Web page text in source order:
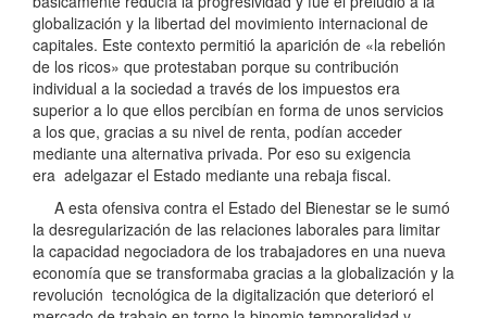
globalización y la libertad del movimiento internacional de
capitales. Este contexto permitió la aparición de «la rebelión
de los ricos» que protestaban porque su contribución
individual a la sociedad a través de los impuestos era
superior a lo que ellos percibían en forma de unos servicios
a los que, gracias a su nivel de renta, podían acceder
mediante una alternativa privada. Por eso su exigencia
era adelgazar el Estado mediante una rebaja fiscal.
A esta ofensiva contra el Estado del Bienestar se le sumó
la desregularización de las relaciones laborales para limitar
la capacidad negociadora de los trabajadores en una nueva
economía que se transformaba gracias a la globalización y la
revolución tecnológica de la digitalización que deterioró el